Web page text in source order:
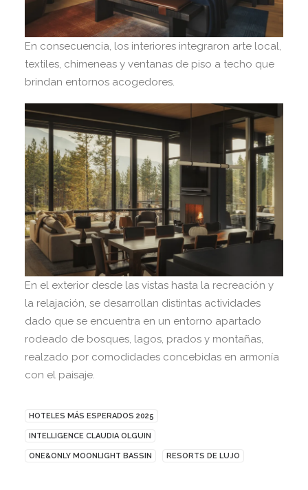
En consecuencia, los interiores integraron arte local,
textiles, chimeneas y ventanas de piso a techo que
brindan entornos acogedores.
En el exterior desde las vistas hasta la recreación y
la relajación, se desarrollan distintas actividades
dado que se encuentra en un entorno apartado
rodeado de bosques, lagos, prados y montañas,
realzado por comodidades concebidas en armonía
con el paisaje.
HOTELES MÁS ESPERADOS 2025
INTELLIGENCE CLAUDIA OLGUIN
ONE&ONLY MOONLIGHT BASSIN RESORTS DE LUJO